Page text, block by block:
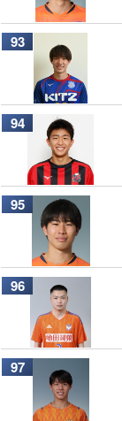
93
94
95
96
97